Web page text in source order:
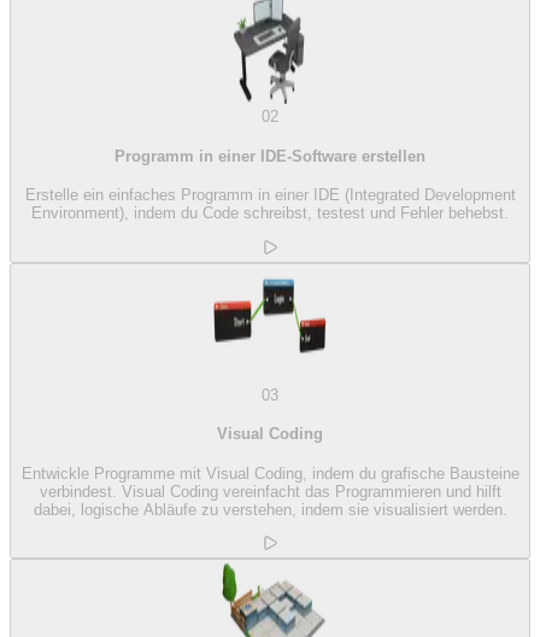
02
Programm in einer IDE-Software erstellen
Erstelle ein einfaches Programm in einer IDE (Integrated Development
Environment), indem du Code schreibst, testest und Fehler behebst.
03
Visual Coding
Entwickle Programme mit Visual Coding, indem du grafische Bausteine
verbindest. Visual Coding vereinfacht das Programmieren und hilft
dabei, logische Abläufe zu verstehen, indem sie visualisiert werden.